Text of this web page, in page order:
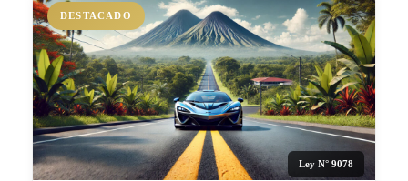
DESTACADO
Ley N° 9078